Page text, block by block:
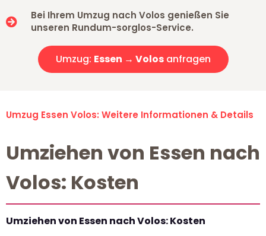
Bei Ihrem Umzug nach Volos genießen Sie
unseren Rundum-sorglos-Service.
Umzug: Essen → Volosanfragen
Umzug Essen Volos: Weitere Informationen & Details
Umziehen von Essen nach
Volos: Kosten
Umziehen von Essen nach Volos: Kosten